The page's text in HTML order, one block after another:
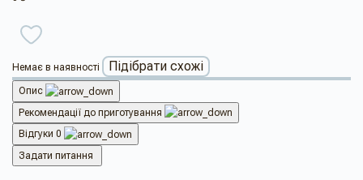
Немає в наявності Підібрати схожі
Опис
Рекомендації до приготування
Відгуки 0
Задати питання